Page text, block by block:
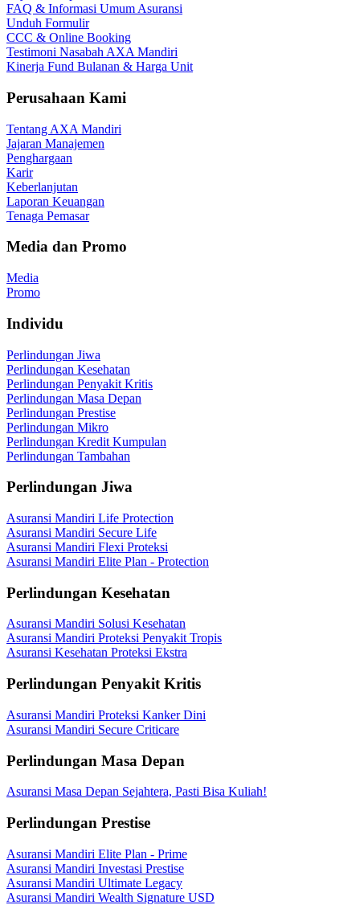
FAQ & Informasi Umum Asuransi
Unduh Formulir
CCC & Online Booking
Testimoni Nasabah AXA Mandiri
Kinerja Fund Bulanan & Harga Unit
Perusahaan Kami
Tentang AXA Mandiri
Jajaran Manajemen
Penghargaan
Karir
Keberlanjutan
Laporan Keuangan
Tenaga Pemasar
Media dan Promo
Media
Promo
Individu
Perlindungan Jiwa
Perlindungan Kesehatan
Perlindungan Penyakit Kritis
Perlindungan Masa Depan
Perlindungan Prestise
Perlindungan Mikro
Perlindungan Kredit Kumpulan
Perlindungan Tambahan
Perlindungan Jiwa
Asuransi Mandiri Life Protection
Asuransi Mandiri Secure Life
Asuransi Mandiri Flexi Proteksi
Asuransi Mandiri Elite Plan - Protection
Perlindungan Kesehatan
Asuransi Mandiri Solusi Kesehatan
Asuransi Mandiri Proteksi Penyakit Tropis
Asuransi Kesehatan Proteksi Ekstra
Perlindungan Penyakit Kritis
Asuransi Mandiri Proteksi Kanker Dini
Asuransi Mandiri Secure Criticare
Perlindungan Masa Depan
Asuransi Masa Depan Sejahtera, Pasti Bisa Kuliah!
Perlindungan Prestise
Asuransi Mandiri Elite Plan - Prime
Asuransi Mandiri Investasi Prestise
Asuransi Mandiri Ultimate Legacy
Asuransi Mandiri Wealth Signature USD